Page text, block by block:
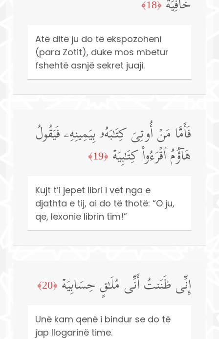
خَافِیَةࣱ ﴿18﴾
Atë ditë ju do të ekspozoheni
(para Zotit), duke mos mbetur
fshehtë asnjë sekret juaji.
فَأَمَّا مَنۡ أُوتِیَ كِتَـٰبَهُۥ بِیَمِینِهِۦ فَیَقُولُ
هَاۤؤُمُ ٱقۡرَءُوا۟ كِتَـٰبِیَهۡ ﴿19﴾
Kujt t’i jepet libri i vet nga e
djathta e tij, ai do të thotë: “O ju,
qe, lexonie librin tim!”
إِنِّی ظَنَنتُ أَنِّی مُلَـٰقٍ حِسَابِیَهۡ ﴿20﴾
Unë kam qenë i bindur se do të
jap llogarinë time.